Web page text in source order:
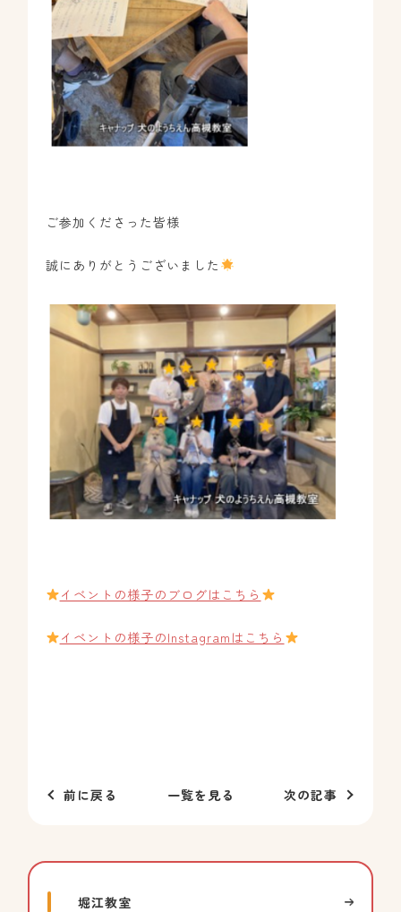
ご参加くださった皆様
誠にありがとうございました
イベントの様子のブログはこちら
イベントの様子のInstagramはこちら
前に戻る 一覧を見る 次の記事
堀江教室